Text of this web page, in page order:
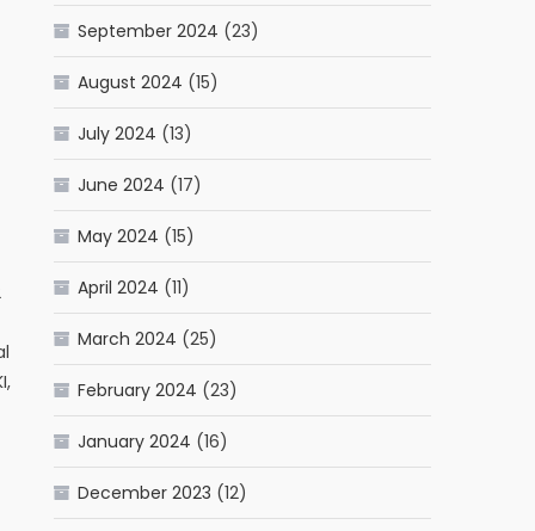
September 2024 (23)
August 2024 (15)
July 2024 (13)
June 2024 (17)
May 2024 (15)
April 2024 (11)
March 2024 (25)
February 2024 (23)
January 2024 (16)
December 2023 (12)